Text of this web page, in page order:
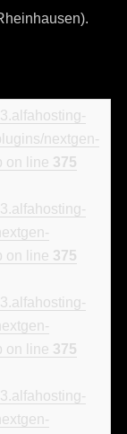
nextgen-
on line 375
on line 375
on line 375